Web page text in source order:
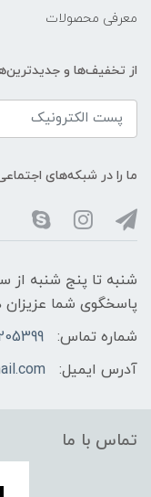
معرفی محصولات
از تخفیف‌ها و
ما را در شبکه‌های
پاسخگوی شما
شماره تماس:
آدرس ایمیل:
تماس با ما